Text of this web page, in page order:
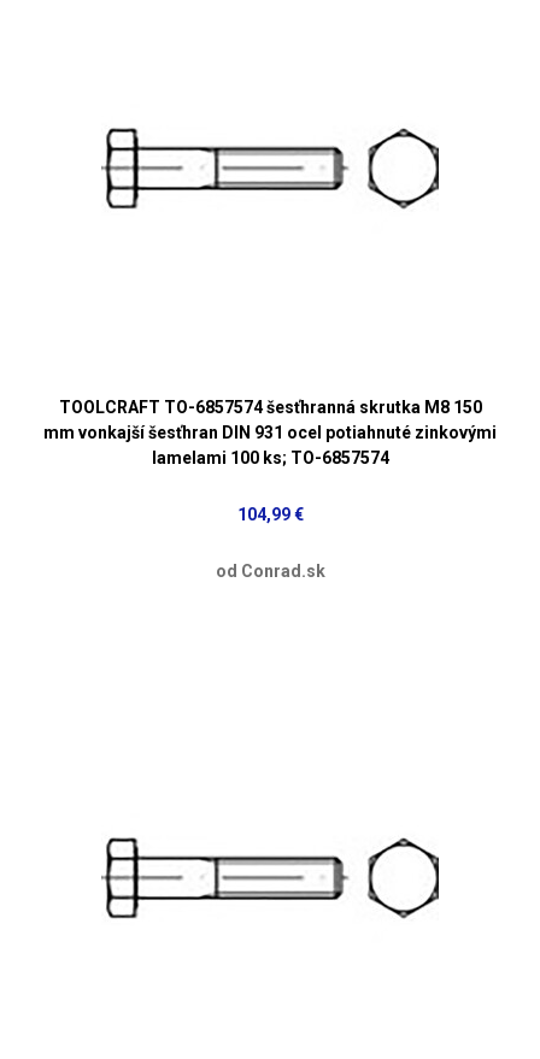
TOOLCRAFT TO-6857574 šesťhranná skrutka M8 150
mm vonkajší šesťhran DIN 931 ocel potiahnuté zinkovými
lamelami 100 ks; TO-6857574
104,99 €
od Conrad.sk